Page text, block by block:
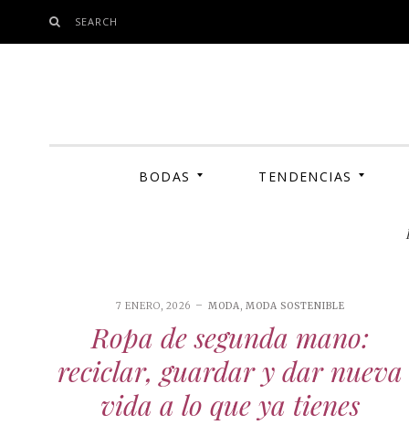
TO
SEARCH
BODAS
FOTOS
TENDENCIAS
MODA
INFLUENCERS
MAKE-UP
COSMÉTICA SOSTENIBLE
ENTREVISTAS
7 ENERO, 2026 MODA,MODA SOSTENIBLE
Ropa de segunda mano:
reciclar, guardar y dar nueva
vida a lo que ya tienes